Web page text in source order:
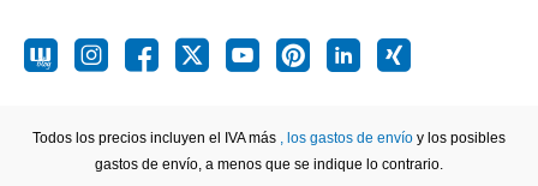
Todos los precios incluyen el IVA más , los gastos de envío y los posibles
gastos de envío, a menos que se indique lo contrario.